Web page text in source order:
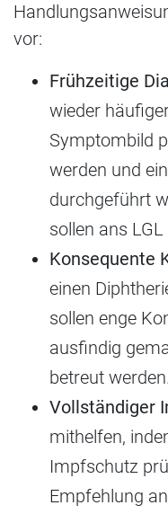
vor:
Frühzeitige
wieder
Symptombild
werden und
durchgeführt
sollen ans
Konsequente
einen
sollen enge
ausfindig
betreut werden.
Vollständiger
mithelfen,
Impfschutz
Empfehlung